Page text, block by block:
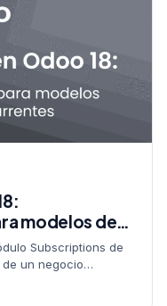
modelos de
Subscriptions de
un negocio
cobros en línea y